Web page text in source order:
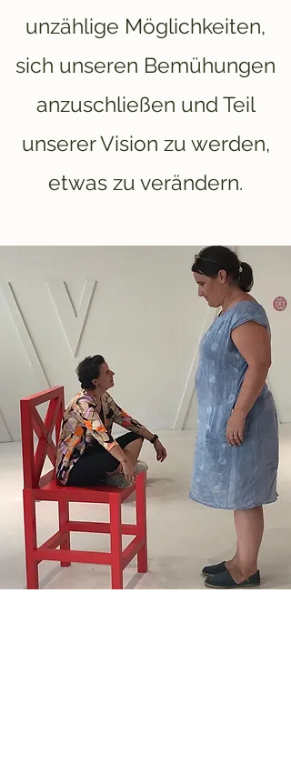
unzählige Möglichkeiten,
sich unseren Bemühungen
anzuschließen und Teil
unserer Vision zu werden,
etwas zu verändern.